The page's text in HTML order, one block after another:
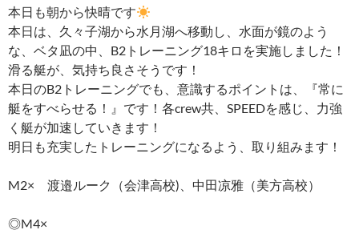
本日も朝から快晴です
本日は、久々子湖から水月湖へ移動し、水面が鏡のよう
な、ベタ凪の中、B2トレーニング18キロを実施しました！
滑る艇が、気持ち良さそうです！
本日のB2トレーニングでも、意識するポイントは、『常に
艇をすべらせる！』です！各crew共、SPEEDを感じ、力強
く艇が加速していきます！
明日も充実したトレーニングになるよう、取り組みます！
M2× 渡邉ルーク（会津高校)、中田凉雅（美方高校）
◎M4×